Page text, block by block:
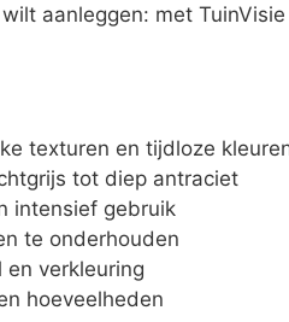
aanleggen: met
texturen en tijdloze
tot diep antraciet
intensief gebruik
te onderhouden
verkleuring
hoeveelheden